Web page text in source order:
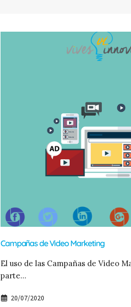
Campañas de Video Marketing
El uso de las Campañas de Video
parte...
20/07/2020